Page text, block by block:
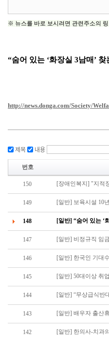
제목 내용
번호
150 [장애인복지] "지적
149 [일반] 보육시설 10
148 [일반] “숨어 있는 ‘
147 [일반] 비정규직 임
146 [일반] 한국인 기대
145 [일반] 50대이상 취
144
143 [일반] 배우자 출산
142 [일반] 한의사-치과